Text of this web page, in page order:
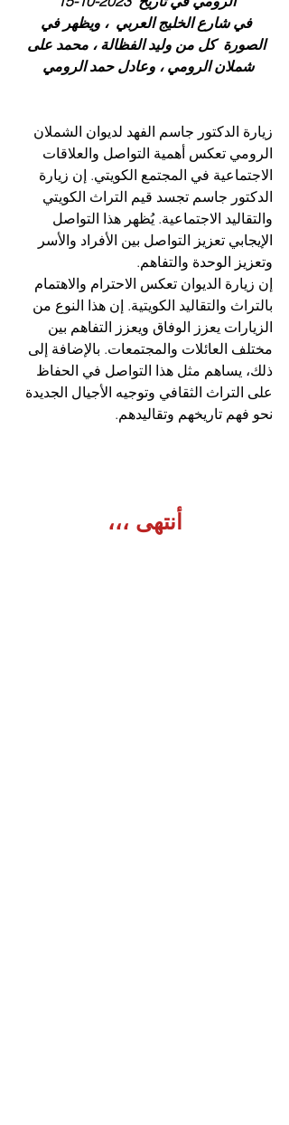
في شارع الخليج العربي  ، ويظهر في
الصورة  كل من وليد الفظالة ، محمد على
شملان الرومي ، وعادل حمد الرومي
زيارة الدكتور جاسم الفهد لديوان الشملان
الرومي تعكس أهمية التواصل والعلاقات
الاجتماعية في المجتمع الكويتي. إن زيارة
الدكتور جاسم تجسد قيم التراث الكويتي
والتقاليد الاجتماعية. يُظهر هذا التواصل
الإيجابي تعزيز التواصل بين الأفراد والأسر
وتعزيز الوحدة والتفاهم.
إن زيارة الديوان تعكس الاحترام والاهتمام
بالتراث والتقاليد الكويتية. إن هذا النوع من
الزيارات يعزز الوفاق ويعزز التفاهم بين
مختلف العائلات والمجتمعات. بالإضافة إلى
ذلك، يساهم مثل هذا التواصل في الحفاظ
على التراث الثقافي وتوجيه الأجيال الجديدة
نحو فهم تاريخهم وتقاليدهم.
أنتهى ،،،